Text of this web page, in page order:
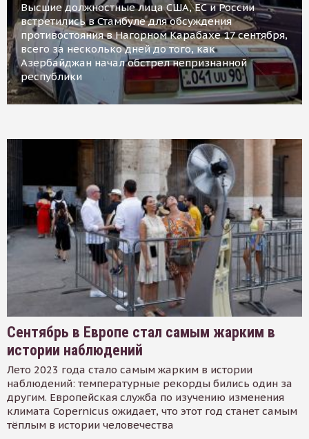
Высшие должностные лица США, ЕС и России
встретились в Стамбуле для обсуждения
противостояния в Нагорном Карабахе 17 сентября,
всего за несколько дней до того, как
Азербайджан начал обстрел непризнанной
республики
Сентябрь в Европе стал самым жарким в
истории наблюдений
Лето 2023 года стало самым жарким в истории
наблюдений: температурные рекорды бились один за
другим. Европейская служба по изучению изменения
климата Copernicus ожидает, что этот год станет самым
тёплым в истории человечества